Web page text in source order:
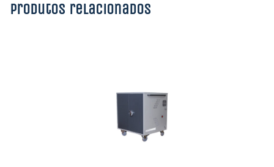
Produtos relacionados